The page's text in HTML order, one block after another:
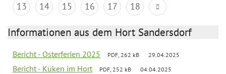
13
14 15 16 17 18
Informationen aus dem Hort Sandersdorf
Bericht - Osterferien 2025 PDF, 262 kB 29.04.2025
Bericht - Küken im Hort PDF, 252 kB 04.04.2025